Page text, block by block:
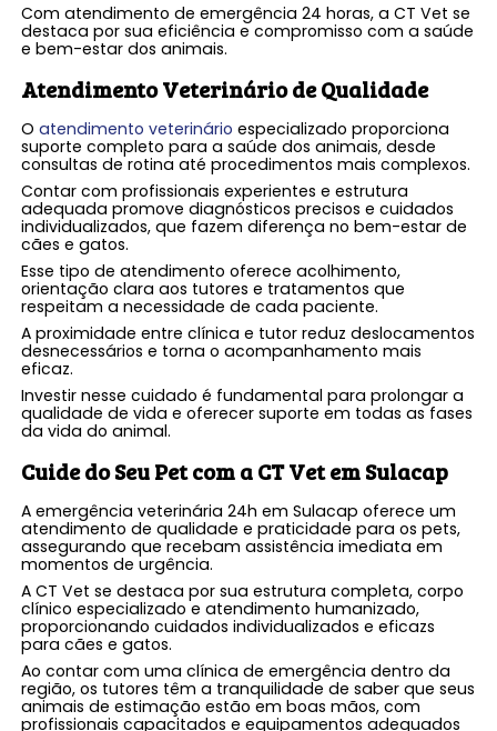
Com atendimento de emergência 24 horas, a CT Vet se
destaca por sua eficiência e compromisso com a saúde
e bem-estar dos animais.
Atendimento Veterinário de Qualidade
Oatendimento veterinário especializado proporciona
suporte completo para a saúde dos animais, desde
consultas de rotina até procedimentos mais complexos.
Contar com profissionais experientes e estrutura
adequada promove diagnósticos precisos e cuidados
individualizados, que fazem diferença no bem-estar de
cães e gatos.
Esse tipo de atendimento oferece acolhimento,
orientação clara aos tutores e tratamentos que
respeitam a necessidade de cada paciente.
A proximidade entre clínica e tutor reduz deslocamentos
desnecessários e torna o acompanhamento mais
eficaz.
Investir nesse cuidado é fundamental para prolongar a
qualidade de vida e oferecer suporte em todas as fases
da vida do animal.
Cuide do Seu Pet com a CT Vet em Sulacap
A emergência veterinária 24h em Sulacap oferece um
atendimento de qualidade e praticidade para os pets,
assegurando que recebam assistência imediata em
momentos de urgência.
A CT Vet se destaca por sua estrutura completa, corpo
clínico especializado e atendimento humanizado,
proporcionando cuidados individualizados e eficazs
para cães e gatos.
Ao contar com uma clínica de emergência dentro da
região, os tutores têm a tranquilidade de saber que seus
animais de estimação estão em boas mãos, com
profissionais capacitados e equipamentos adequados